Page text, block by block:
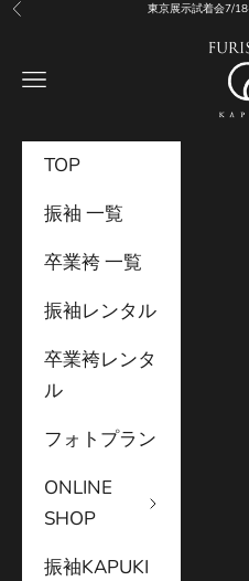
コンテンツへスキップ
前へ 東京展示試着会7/
振袖
メニュー
TOP
振袖 一覧
卒業袴 一覧
振袖レンタル
卒業袴レンタ
ル
フォトプラン
ONLINE
SHOP
振袖KAPUKI